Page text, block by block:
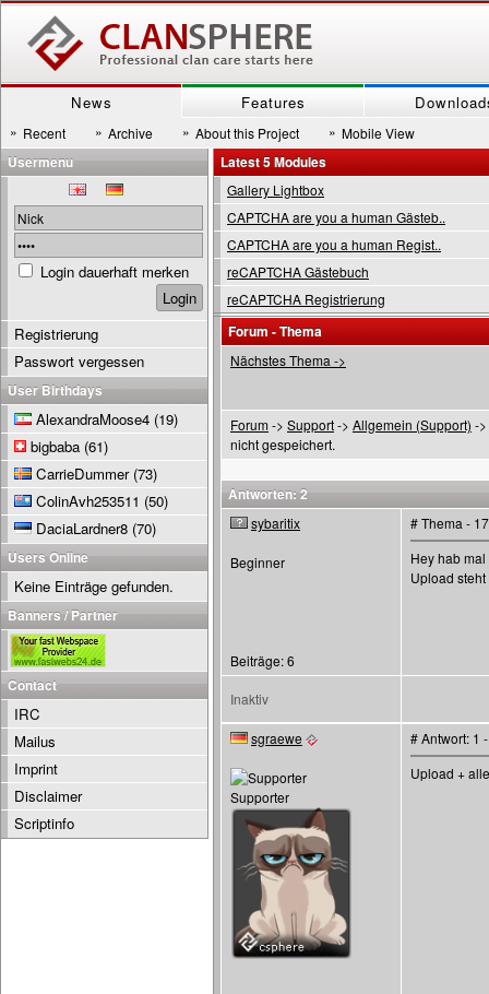
News Features
» Recent » Archive » About this Project » Mobile View
Latest 5 Modules
Gallery Lightbox
CAPTCHA are you a human Gästeb..
CAPTCHA are you a human Regist..
reCAPTCHA Gästebuch
reCAPTCHA Registrierung
Forum - Thema
Nächstes Thema ->
Forum-> Support-> Allgemein (Support) -
nicht gespeichert.
Antworten: 2
sybaritix
Beginner
Beiträge: 6
# Thema -
Hey hab
Upload
Inaktiv
sgraewe
Supporter
# Antwort: 1
Upload +
Usermenu
Login dauerhaft merken
Registrierung
Passwort vergessen
User Birthdays
AlexandraMoose4 (19)
bigbaba (61)
CarrieDummer(73)
ColinAvh253511 (50)
DaciaLardner8 (70)
Users Online
Keine Einträge gefunden.
Banners / Partner
Contact
IRC
Mailus
Imprint
Disclaimer
Scriptinfo